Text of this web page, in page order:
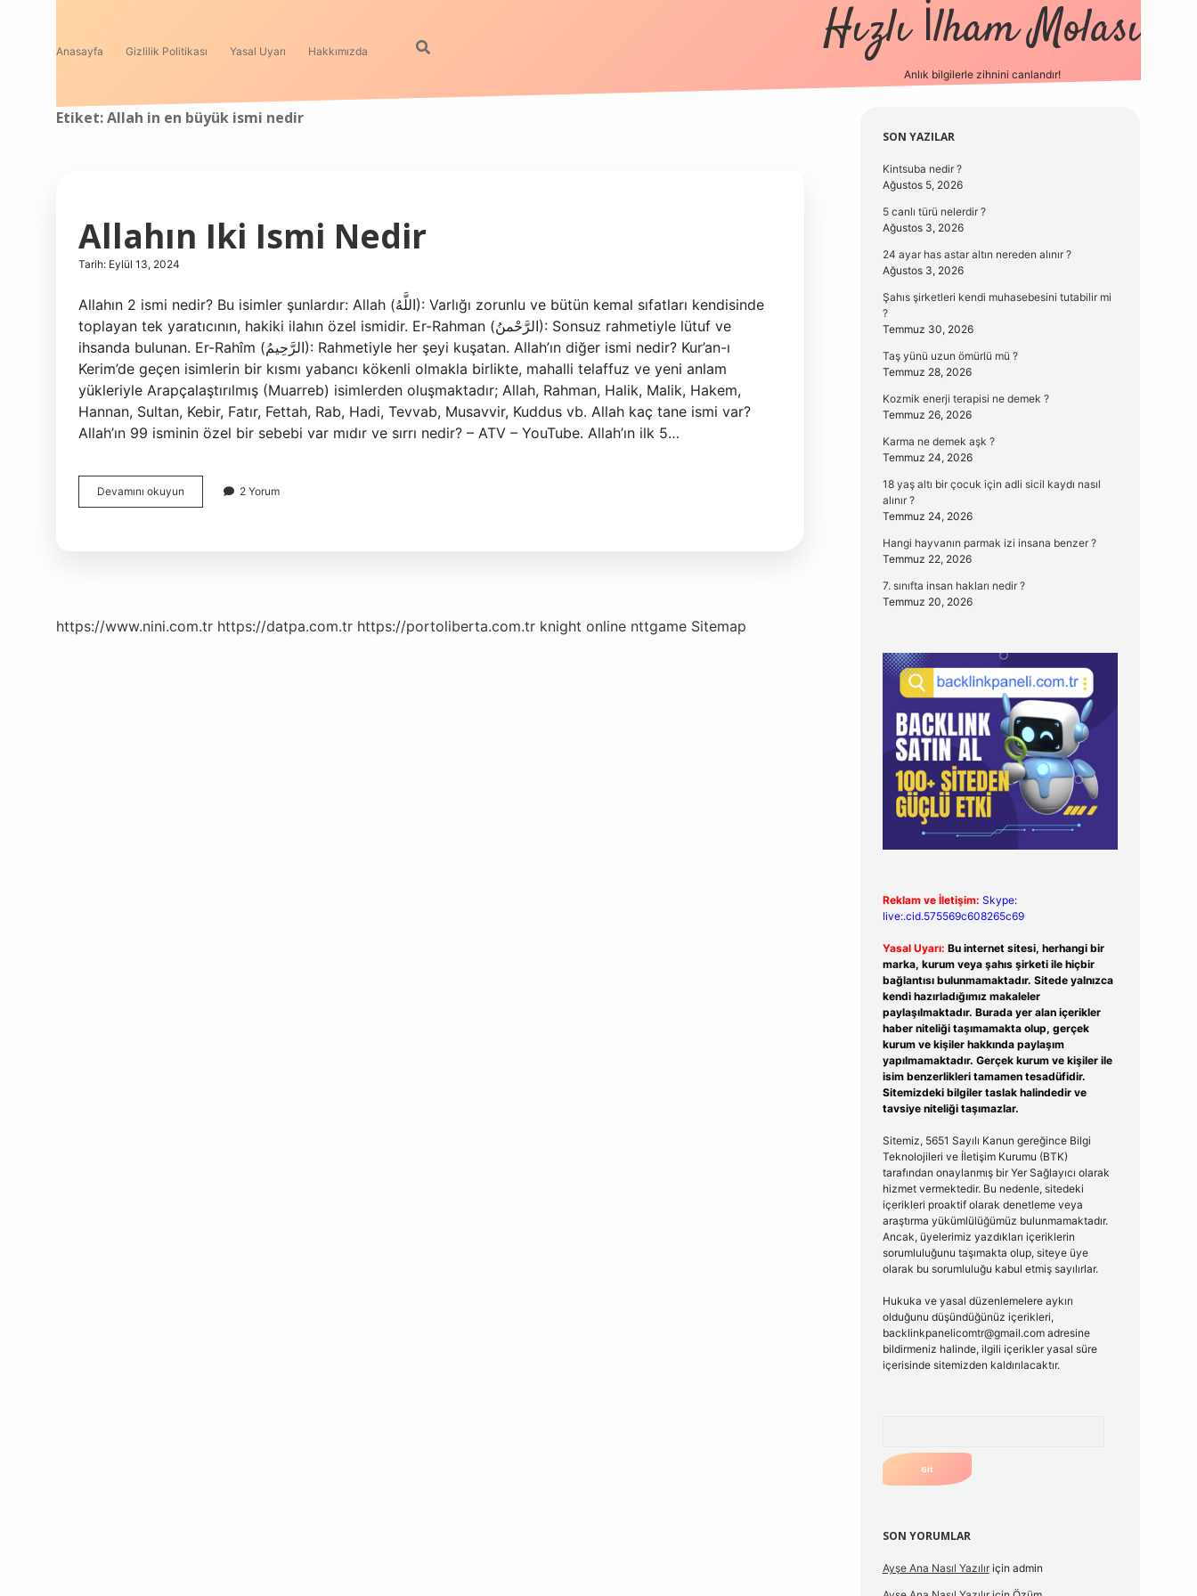
Anasayfa Gizlilik Politikası Yasal Uyarı Hakkımızda Hızlı İlham Molası
Anlık bilgilerle zihnini canlandır!
Etiket:Allah in en büyük ismi nedir
Allahın Iki Ismi Nedir
Tarih: Eylül 13, 2024
Allahın 2 ismi nedir? Bu isimler şunlardır: Allah (اللَّهُ): Varlığı zorunlu ve bütün kemal sıfatları kendisinde
toplayan tek yaratıcının, hakiki ilahın özel ismidir. Er-Rahman (الرَّحْمنُ): Sonsuz rahmetiyle lütuf ve
ihsanda bulunan. Er-Rahîm (الرَّحِيمُ): Rahmetiyle her şeyi kuşatan. Allah’ın diğer ismi nedir? Kur’an-ı
Kerim’de geçen isimlerin bir kısmı yabancı kökenli olmakla birlikte, mahalli telaffuz ve yeni anlam
yükleriyle Arapçalaştırılmış (Muarreb) isimlerden oluşmaktadır; Allah, Rahman, Halik, Malik, Hakem,
Hannan, Sultan, Kebir, Fatır, Fettah, Rab, Hadi, Tevvab, Musavvir, Kuddus vb. Allah kaç tane ismi var?
Allah’ın 99 isminin özel bir sebebi var mıdır ve sırrı nedir? – ATV – YouTube. Allah’ın ilk 5…
Devamını okuyun
Iki
2 Yorum
https://www.nini.com.tr https://datpa.com.tr https://portoliberta.com.tr knight online nttgame Sitemap
Sidebar
SON YAZILAR
Kintsuba nedir ?
Ağustos 5, 2026
5 canlı türü nelerdir ?
Ağustos 3, 2026
24 ayar has astar altın nereden alınır ?
Ağustos 3, 2026
Şahıs şirketleri kendi muhasebesini tutabilir mi
?
Temmuz 30, 2026
Taş yünü uzun ömürlü mü ?
Temmuz 28, 2026
Kozmik enerji terapisi ne demek ?
Temmuz 26, 2026
Karma ne demek aşk ?
Temmuz 24, 2026
18 yaş altı bir çocuk için adli sicil kaydı nasıl
alınır ?
Temmuz 24, 2026
Hangi hayvanın parmak izi insana benzer ?
Temmuz 22, 2026
7. sınıfta insan hakları nedir ?
Temmuz 20, 2026
Reklam ve İletişim: Skype:
live:.cid.575569c608265c69
Yasal Uyarı: Bu internet sitesi, herhangi bir
marka, kurum veya şahıs şirketi ile hiçbir
bağlantısı bulunmamaktadır. Sitede yalnızca
kendi hazırladığımız makaleler
paylaşılmaktadır. Burada yer alan içerikler
haber niteliği taşımamakta olup, gerçek
kurum ve kişiler hakkında paylaşım
yapılmamaktadır. Gerçek kurum ve kişiler ile
isim benzerlikleri tamamen tesadüfidir.
Sitemizdeki bilgiler taslak halindedir ve
tavsiye niteliği taşımazlar.
Sitemiz, 5651 Sayılı Kanun gereğince Bilgi
Teknolojileri ve İletişim Kurumu (BTK)
tarafından onaylanmış bir Yer Sağlayıcı olarak
hizmet vermektedir. Bu nedenle, sitedeki
içerikleri proaktif olarak denetleme veya
araştırma yükümlülüğümüz bulunmamaktadır.
Ancak, üyelerimiz yazdıkları içeriklerin
sorumluluğunu taşımakta olup, siteye üye
olarak bu sorumluluğu kabul etmiş sayılırlar.
Hukuka ve yasal düzenlemelere aykırı
olduğunu düşündüğünüz içerikleri,
backlinkpanelicomtr@gmail.comadresine
bildirmeniz halinde, ilgili içerikler yasal süre
içerisinde sitemizden kaldırılacaktır.
SON YORUMLAR
Ayşe Ana Nasıl Yazılıriçin admin